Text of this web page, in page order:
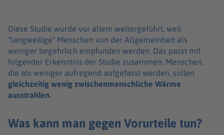
Diese Studie wurde vor allem weitergeführt, weil
"langweilige" Menschen von der Allgemeinheit als
weniger begehrlich empfunden werden. Das passt mit
folgender Erkenntnis der Studie zusammen: Menschen,
die als weniger aufregend aufgefasst werden, sollen
gleichzeitig wenig zwischenmenschliche Wärme
ausstrahlen.
Was kann man gegen Vorurteile tun?